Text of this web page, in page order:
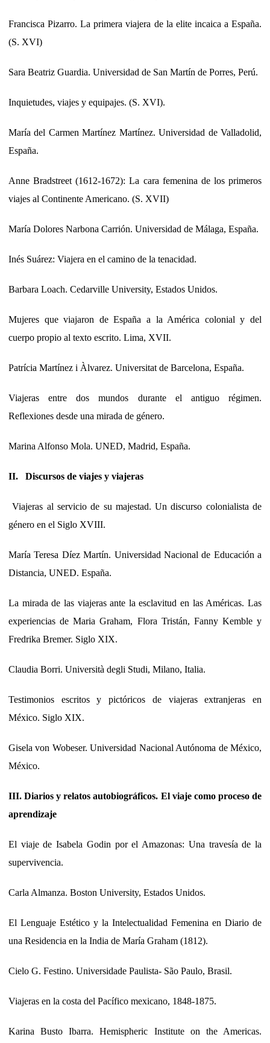
Francisca Pizarro. La primera viajera de la elite incaica a España.
(S. XVI)
Sara Beatriz Guardia. Universidad de San Martín de Porres, Perú.
Inquietudes, viajes y equipajes. (S. XVI).
María del Carmen Martínez Martínez. Universidad de Valladolid,
España.
Anne Bradstreet (1612-1672): La cara femenina de los primeros
viajes al Continente Americano. (S. XVII)
María Dolores Narbona Carrión. Universidad de Málaga, España.
Inés Suárez: Viajera en el camino de la tenacidad.
Barbara Loach. Cedarville University, Estados Unidos.
Mujeres que viajaron de España a la América colonial y del
cuerpo propio al texto escrito. Lima, XVII.
Patrícia Martínez i Àlvarez. Universitat de Barcelona, España.
Viajeras entre dos mundos durante el antiguo régimen.
Reflexiones desde una mirada de género.
Marina Alfonso Mola. UNED, Madrid, España.
II. Discursos de viajes y viajeras
Viajeras al servicio de su majestad. Un discurso colonialista de
género en el Siglo XVIII.
María Teresa Díez Martín. Universidad Nacional de Educación a
Distancia, UNED. España.
La mirada de las viajeras ante la esclavitud en las Américas. Las
experiencias de Maria Graham, Flora Tristán, Fanny Kemble y
Fredrika Bremer. Siglo XIX.
Claudia Borri. Università degli Studi, Milano, Italia.
Testimonios escritos y pictóricos de viajeras extranjeras en
México. Siglo XIX.
Gisela von Wobeser. Universidad Nacional Autónoma de México,
México.
III. Diarios y relatos autobiográficos. El viaje como proceso de
aprendizaje
El viaje de Isabela Godin por el Amazonas: Una travesía de la
supervivencia.
Carla Almanza. Boston University, Estados Unidos.
El Lenguaje Estético y la Intelectualidad Femenina en Diario de
una Residencia en la India de María Graham (1812).
Cielo G. Festino. Universidade Paulista- São Paulo, Brasil.
Viajeras en la costa del Pacífico mexicano, 1848-1875.
Karina Busto Ibarra. Hemispheric Institute on the Americas.